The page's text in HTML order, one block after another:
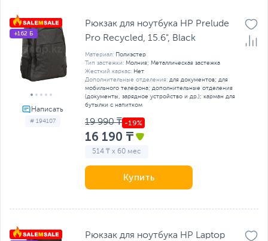
# 194107
+162 Б
Рюкзак для ноутбука HP Prelude
Pro Recycled, 15.6", Black
Материал: Полиэстер
Тип застежки: Молния; Металлическая застежка
Жесткий каркас: Нет
Дополнительные отделения: для документов; для
мобильного телефона; дополнительные отделения
(документы, зарядное устройство и др.); карман для
бутылки с напитком
19 990 ₸
16 190 ₸
514 ₸ x 60 мес
Купить
Рюкзак для ноутбука HP Laptop